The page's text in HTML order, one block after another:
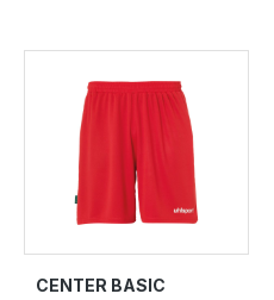
CENTER BASIC